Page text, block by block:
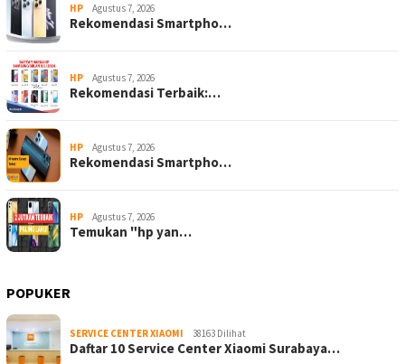
HP Agustus 7, 2026
Rekomendasi Smartpho…
HP Agustus 7, 2026
Rekomendasi Terbaik:…
HP Agustus 7, 2026
Rekomendasi Smartpho…
HP Agustus 7, 2026
Temukan "hp yan…
POPUKER
SERVICE CENTER XIAOMI 38163 Dilihat
Daftar 10 Service Center Xiaomi Surabaya…